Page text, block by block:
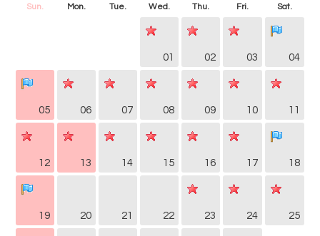
Sun. Mon. Tue. Wed. Thu. Fri. Sat.
01 02 03 04
05 06 07 08 09 10 11
12 13 14 15 16 17 18
19 20 21 22 23 24 25